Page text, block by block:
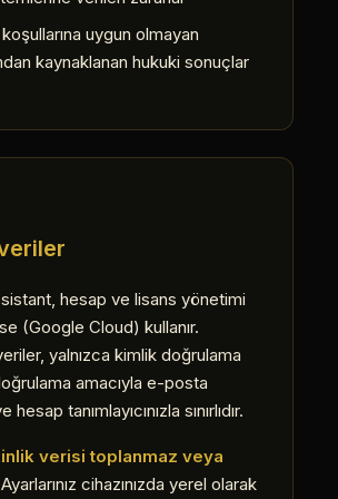
uygun olmayan
kaynaklanan hukuki sonuçlar
hesap ve lisans yönetimi
(Google Cloud) kullanır.
yalnızca kimlik doğrulama
amacıyla e-posta
tanımlayıcınızla sınırlıdır.
verisi toplanmaz veya
Ayarlarınız cihazınızda yerel olarak